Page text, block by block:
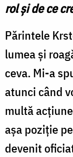
rol și de ce
Părintele
lumea și
ceva. Mi-a
atunci când
multă
așa poziție
devenit